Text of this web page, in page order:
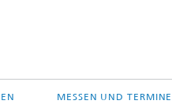
MESSEN UND TERMINE